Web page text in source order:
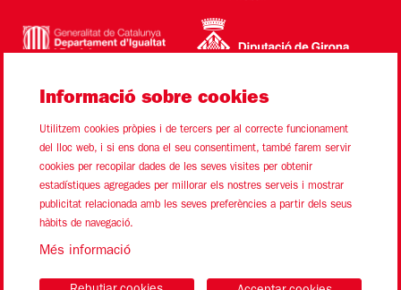
Sitemap Avís Legal Ús de Cookies Contacte
Informació sobre cookies
Utilitzem cookies pròpies i de tercers per al correcte funcionament
del lloc web, i si ens dona el seu consentiment, també farem servir
cookies per recopilar dades de les seves visites per obtenir
estadístiques agregades per millorar els nostres serveis i mostrar
publicitat relacionada amb les seves preferències a partir dels seus
hàbits de navegació.
Més informació